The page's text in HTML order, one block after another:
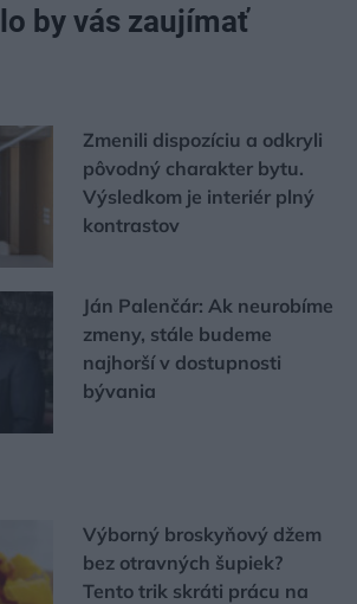
by vás zaujímať
Zmenili dispozíciu a odkryli
pôvodný charakter bytu.
Výsledkom je interiér plný
kontrastov
Ján Palenčár: Ak neurobíme
zmeny, stále budeme
najhorší v dostupnosti
bývania
Výborný broskyňový džem
bez otravných šupiek?
Tento trik skráti prácu na